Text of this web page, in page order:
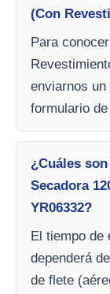
(Con
Para
enviarnos
formulario
¿Cuáles
Secadora
YR06332?
El tiempo de
dependerá
de flete